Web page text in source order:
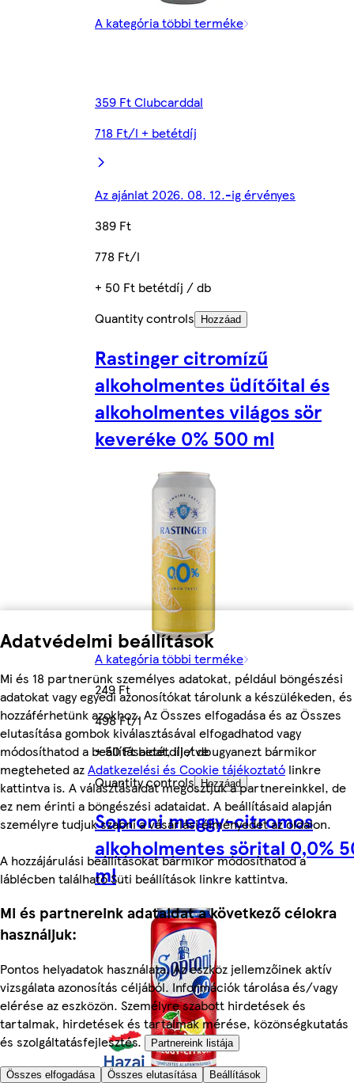
Adatvédelmi beállítások
Mi és 18 partnerünk személyes adatokat, például böngészési
adatokat vagy egyedi azonosítókat tárolunk a készülékeden, és
hozzáférhetünk azokhoz. Az Összes elfogadása és az Összes
elutasítása gombok kiválasztásával elfogadhatod vagy
módosíthatod a beállításaidat, illetve ugyanezt bármikor
megteheted azAdatkezelési és Cookie tájékoztató linkre
kattintva is. A választásaidat megosztjuk a partnereinkkel, de
ez nem érinti a böngészési adataidat. A beállításaid alapján
személyre tudjuk szabni a vásárlási élményedet az oldalon.
A hozzájárulási beállításokat bármikor módosíthatod a
láblécben található Süti beállítások linkre kattintva.
Mi és partnereink adataidat a következő célokra
használjuk:
Pontos helyadatok használata. Az eszköz jellemzőinek aktív
vizsgálata azonosítás céljából. Információk tárolása és/vagy
elérése az eszközön. Személyre szabott hirdetések és
tartalmak, hirdetések és tartalmak mérése, közönségkutatás
és szolgáltatásfejlesztés.
Partnereink listája
Összes elfogadása Összes elutasítása Beállítások
A kategória többi terméke
359 Ft Clubcarddal
718 Ft/l + betétdíj
Az ajánlat 2026. 08. 12.-ig érvényes
389 Ft
778 Ft/l
+ 50 Ft betétdíj / db
Quantity controls
Hozzáad
Rastinger citromízű
alkoholmentes üdítőital és
alkoholmentes világos sör
keveréke 0% 500 ml
A kategória többi terméke
249 Ft
498 Ft/l
+ 50 Ft betétdíj / db
Quantity controls Hozzáad
Soproni meggy-citromos
alkoholmentes sörital 0,0%
ml